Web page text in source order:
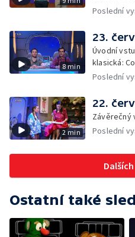
Poslední
8 min
23.
Úvodní
klasická:
Poslední
2 min
22.
Závěrečný
Poslední
Ostatní také